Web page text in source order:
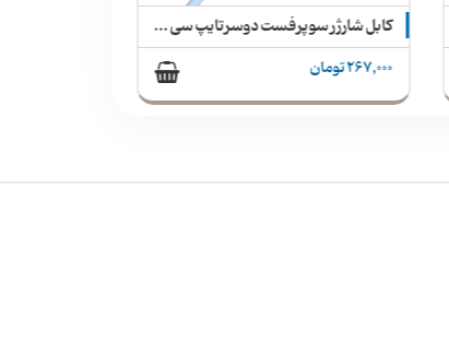
کابل شارژر سوپرفست دوسرتایپ سی سیلیکونی MOXOM مدل MX-CB99
267,000 تومان